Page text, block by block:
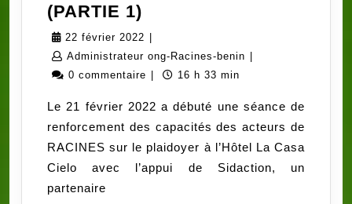
(PARTIE 1)
SE
DONNE
LES
DE
S’INVESTIR
EFFICACEMENT
DANS
22 février 2022 22
février
2022
Administrateur ong-Racines-benin Administrateur
benin
0 commentaire
16 h 33 min
Le 21 février 2022 a débuté une séance de
renforcement des capacités des acteurs de
RACINES sur le plaidoyer à l’Hôtel La Casa
Cielo avec l’appui de Sidaction, un
partenaire